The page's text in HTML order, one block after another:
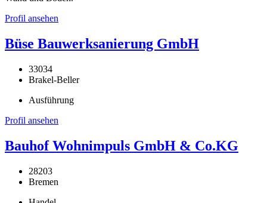
Profil ansehen
Büse Bauwerksanierung GmbH
33034
Brakel-Beller
Ausführung
Profil ansehen
Bauhof Wohnimpuls GmbH & Co.KG
28203
Bremen